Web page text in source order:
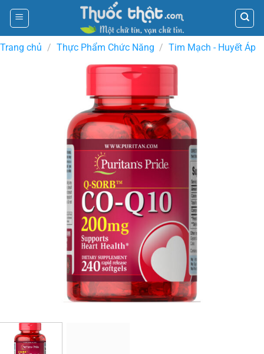
Skip
content
Trang chủ / Thực Phẩm Chức Năng / Tim Mạch - Huyết Áp